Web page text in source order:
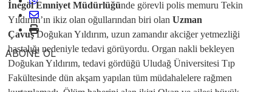
ABONE OL
İnegöl Emniyet Müdürlüğünde görevli polis memuru Tekin
Yıldırım’ın ikiz olan oğullarından biri olan Uzman
ÇavuşDoğukan Yıldırım, uzun zamandır akciğer yetmezliği
hastalığı nedeniyle tedavi görüyordu. Organ nakli bekleyen
Doğukan Yıldırım, tedavi gördüğü Uludağ Üniversitesi Tıp
Fakültesinde dün akşam yapılan tüm müdahalelere rağmen